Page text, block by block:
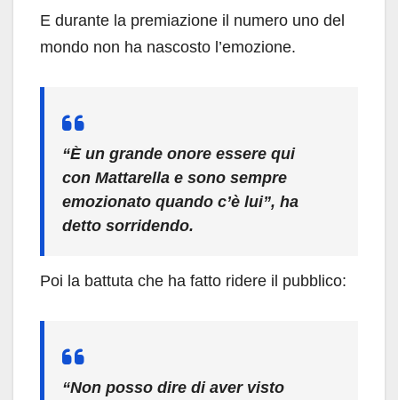
E durante la premiazione il numero uno del
mondo non ha nascosto l’emozione.
“È un grande onore essere qui
con Mattarella e sono sempre
emozionato quando c’è lui”, ha
detto sorridendo.
Poi la battuta che ha fatto ridere il pubblico:
“Non posso dire di aver visto